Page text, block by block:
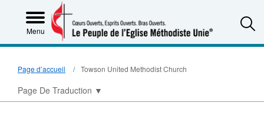
Menu
Page d’accueil Towson United Methodist Church
Page De Traduction ▼